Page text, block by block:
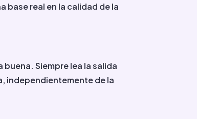
base real en la calidad de la
Siempre lea la salida
independientemente de la